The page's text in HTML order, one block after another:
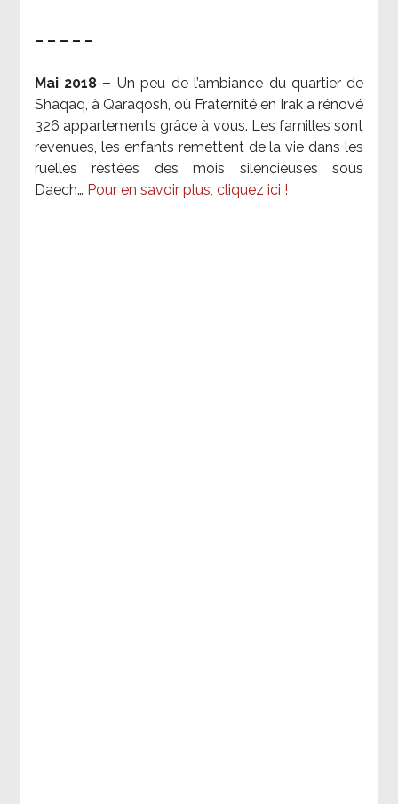
– – – – –
Mai 2018 – Un peu de l’ambiance du quartier de
Shaqaq, à Qaraqosh, où Fraternité en Irak a rénové
326 appartements grâce à vous. Les familles sont
revenues, les enfants remettent de la vie dans les
ruelles restées des mois silencieuses sous
Daech… Pour en savoir plus, cliquez ici !